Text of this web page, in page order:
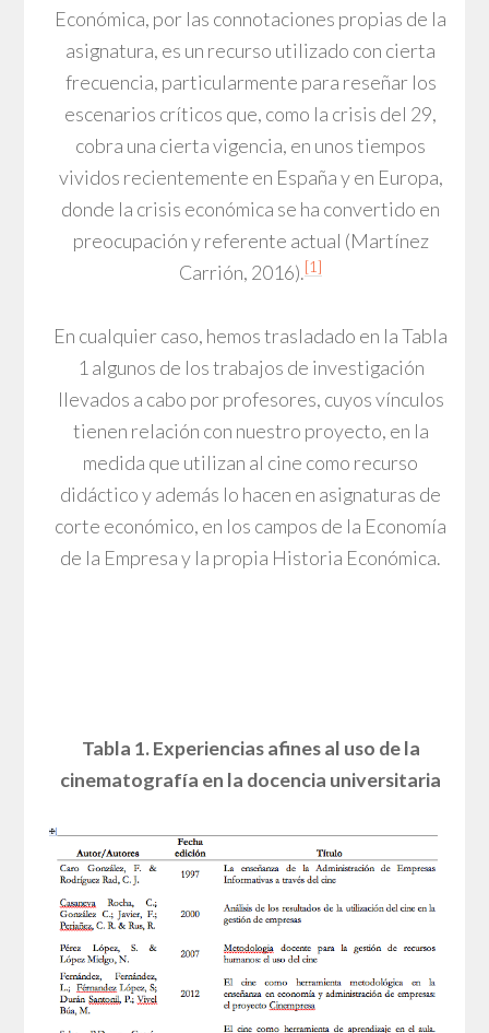
Económica, por las connotaciones propias de la
asignatura, es un recurso utilizado con cierta
frecuencia, particularmente para reseñar los
escenarios críticos que, como la crisis del 29,
cobra una cierta vigencia, en unos tiempos
vividos recientemente en España y en Europa,
donde la crisis económica se ha convertido en
preocupación y referente actual (Martínez
Carrión, 2016).[1]
En cualquier caso, hemos trasladado en la Tabla
1 algunos de los trabajos de investigación
llevados a cabo por profesores, cuyos vínculos
tienen relación con nuestro proyecto, en la
medida que utilizan al cine como recurso
didáctico y además lo hacen en asignaturas de
corte económico, en los campos de la Economía
de la Empresa y la propia Historia Económica.
Tabla 1. Experiencias afines al uso de la
cinematografía en la docencia universitaria